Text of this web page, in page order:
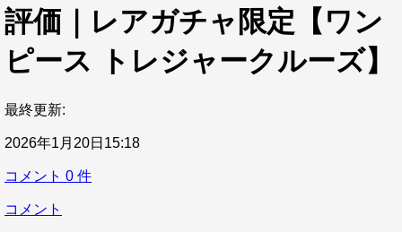
評価｜レアガチャ限定【ワン
ピース トレジャークルーズ】
最終更新:
2026年1月20日15:18
コメント 0 件
コメント